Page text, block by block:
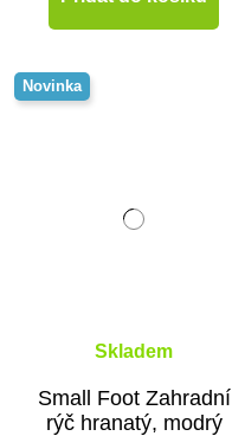
Novinka
Skladem
Small Foot Zahradní
rýč hranatý, modrý